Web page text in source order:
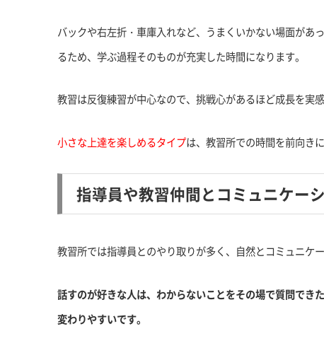
バックや右左折・車庫入れなど、うまくいかない場面があ
るため、学ぶ過程そのものが充実した時間になります。
教習は反復練習が中心なので、挑戦心があるほど成長を実
小さな上達を楽しめるタイプは、教習所での時間を前向き
指導員や教習仲間とコミュニケー
教習所では指導員とのやり取りが多く、自然とコミュニケ
話すのが好きな人は、わからないことをその場で質問でき
変わりやすいです。